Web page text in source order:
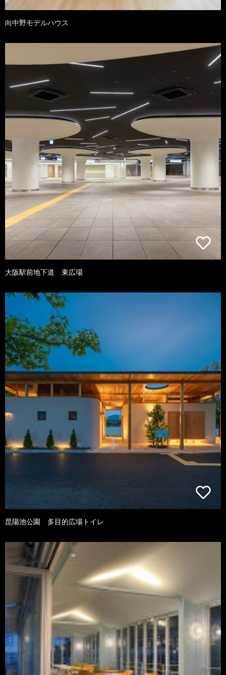
向中野モデルハウス
大阪駅前地下道 東広場
昆陽池公園 多目的広場トイレ